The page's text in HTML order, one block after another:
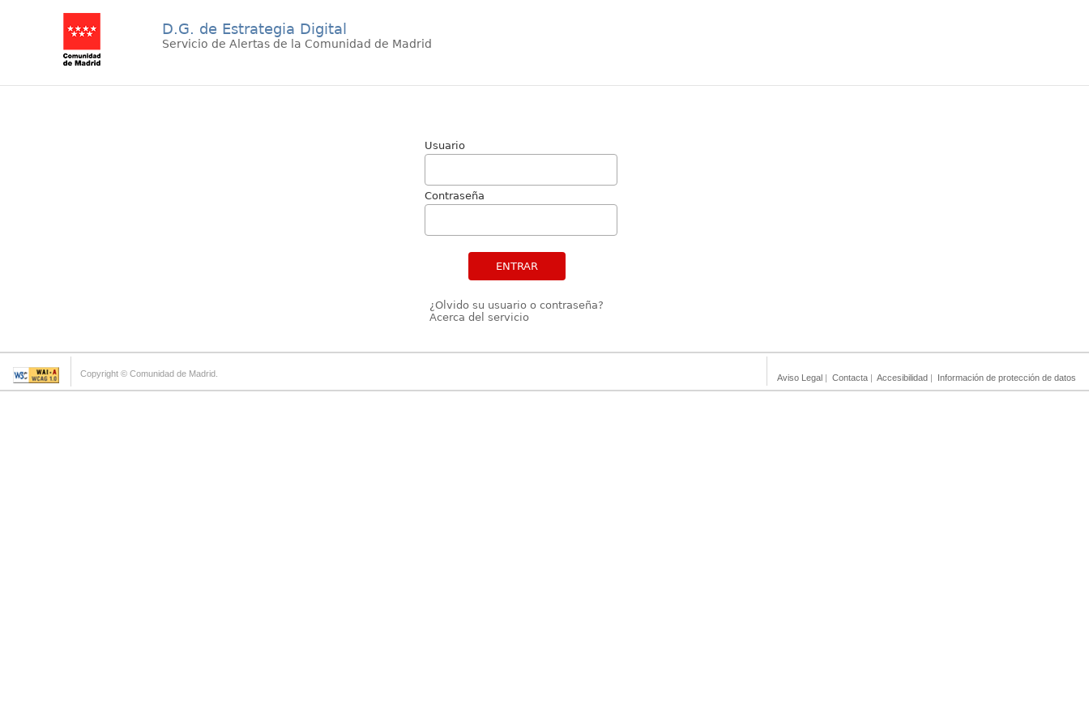
D.G. de Estrategia Digital
Servicio de Alertas de la Comunidad de Madrid
Usuario
Contraseña
ENTRAR
¿Olvido su usuario o contraseña?
Acerca del servicio
Copyright © Comunidad de Madrid. Aviso Legal | Contacta | Accesibilidad | Información de protección de datos